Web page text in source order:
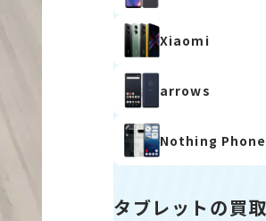
Xiaomi
arrows
Nothing Phone
タブレットの買